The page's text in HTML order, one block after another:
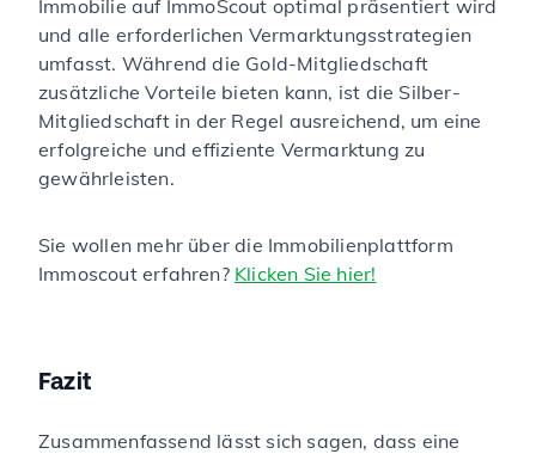
Immobilie auf ImmoScout optimal präsentiert wird
und alle erforderlichen Vermarktungsstrategien
umfasst. Während die Gold-Mitgliedschaft
zusätzliche Vorteile bieten kann, ist die Silber-
Mitgliedschaft in der Regel ausreichend, um eine
erfolgreiche und effiziente Vermarktung zu
gewährleisten.
Sie wollen mehr über die Immobilienplattform
Immoscout erfahren? Klicken Sie hier!
Fazit
Zusammenfassend lässt sich sagen, dass eine